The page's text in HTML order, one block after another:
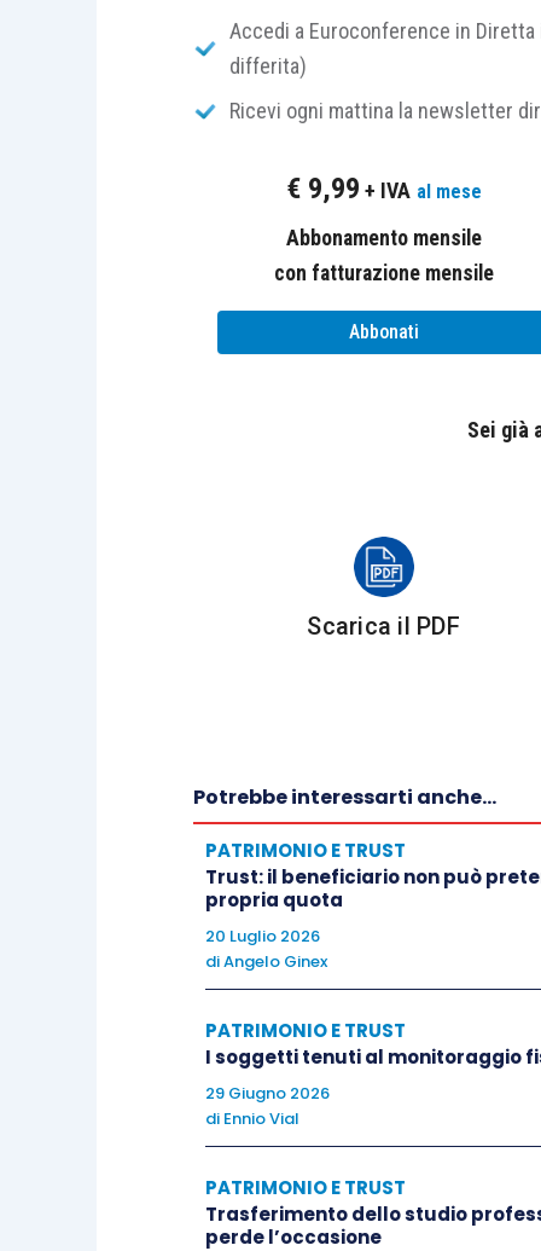
L’Agenzia, in particolare, chiarisce
esclusivamente redditi di natura
redditi di natura finanziaria soggetti
del 26 per cento), facendo sempre
distribuzione”.
Purtroppo l’indicazione non brilla per
cosa si intende perredditi di natura
assoggettato a tassazione sulle sei
redditi di capitale o i redditi diversi.
regolamentati, o il reddito imputato
. Supponiamo,
Emerge da subito il dubbio che
luogo di quella Ires del 24%.
La tesi non è tuttavia accettabile in
nel periodo d’imposta assunto ai fini
cento), facendo sempre riferimento al
Poiché il riferimento al 26% non
Comunitari, si dovrebbe valutare il
può essere presa come rifermento
Poiché in Italia i dividendi percepiti
quadro H scontano in capo al trust
Accedi a Euroconference in
differita)
Ricevi ogni mattina la newsletter
€ 9,99 + IVA al mese
Abbonamento mensile
con fatturazione mensile
Abbonati
Sei già
Scarica il PDF
Potrebbe interessarti anche...
PATRIMONIO E TRUST
Trust: il beneficiario non può
propria quota
20 Luglio 2026
diAngelo Ginex
PATRIMONIO E TRUST
I soggetti tenuti al monitoraggio
29 Giugno 2026
di Ennio Vial
PATRIMONIO E TRUST
Trasferimento dello studio
perde l’occasione